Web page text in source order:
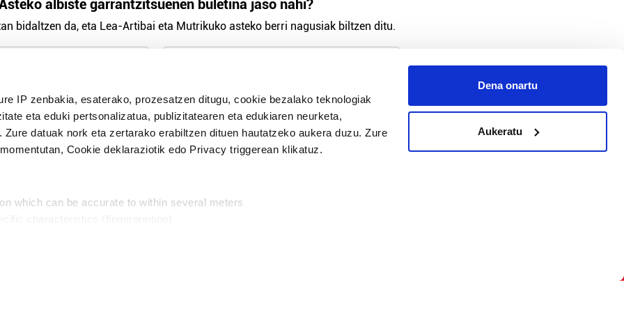
IP zenbakia, esaterako, prozesatzen ditugu, cookie bezalako teknologiak
eta eduki pertsonalizatua, publizitatearen eta edukiaren neurketa,
datuak nork eta zertarako erabiltzen dituen hautatzeko aukera duzu. Zure
Cookie deklaraziotik edo Privacy triggerean klikatuz.
which can be accurate to within several meters
Dena onartu
Aukeratu
albiste garrantzitsuenen buletina jaso nahi?
bidaltzen da, eta Lea-Artibai eta Mutrikuko asteko berri nagusiak biltzen ditu.
Harpidetu
modu librean kontatzea da gure eginkizuna. Horretarako zure ekarpena